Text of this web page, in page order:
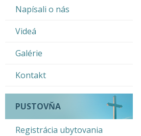
Napísali o nás
Videá
Galérie
Kontakt
PUSTOVŇA
Registrácia ubytovania